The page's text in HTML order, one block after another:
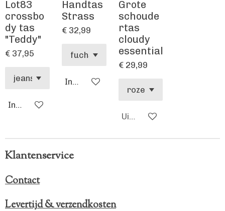
Lot83
crossbo
dy tas
"Teddy"
€ 37,95
In winkelwagen
Handtas
Strass
€ 32,99
In winkelwagen
Grote
schoude
rtas
cloudy
essential
€ 29,99
Uitverkocht
Klantenservice
Contact
Levertijd & verzendkosten